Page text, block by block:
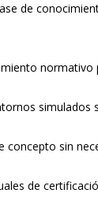
de
normativo
simulados
sin
de